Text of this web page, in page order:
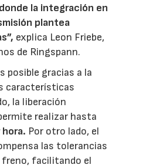
la integración en
plantea
explica Leon Friebe,
de Ringspann.
posible gracias a la
características
la liberación
realizar hasta
Por otro lado, el
las tolerancias
freno, facilitando el